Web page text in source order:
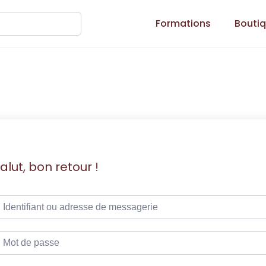
Formations
bon retour !